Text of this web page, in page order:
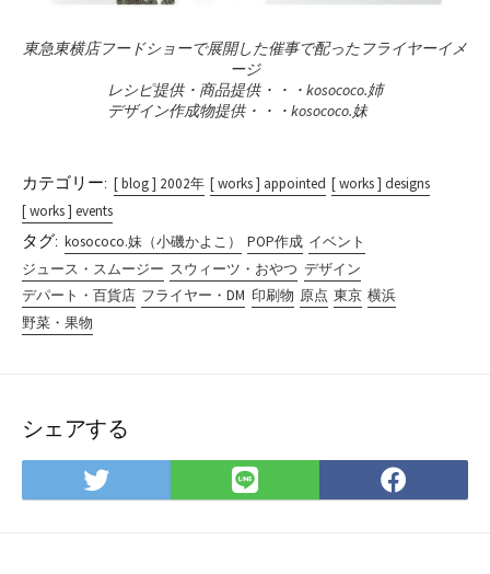
東急東横店フードショーで展開した催事で配ったフライヤーイメ
ージ
レシピ提供・商品提供・・・kosococo.姉
デザイン作成物提供・・・kosococo.妹
カテゴリー: [ blog ] 2002年 [ works ] appointed [ works ] designs
[ works ] events
タグ: kosococo.妹（小磯かよこ） POP作成 イベント
ジュース・スムージー スウィーツ・おやつ デザイン
デパート・百貨店 フライヤー・DM 印刷物 原点 東京 横浜
野菜・果物
シェアする
Twitter
で
LINE
で
で